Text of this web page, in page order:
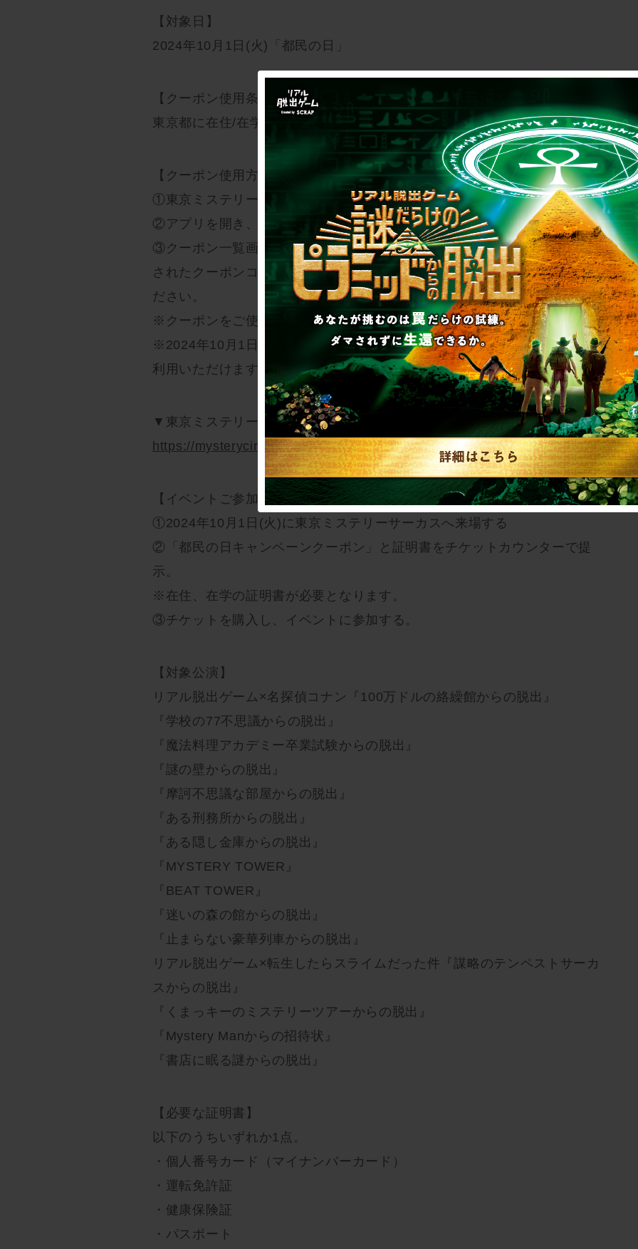
【対象日】
2024年10月1日(火)「都民の日」
【クーポン使用条件】
東京都に在住/在学の方
【クーポン使用方法】
①東京ミステリーサーカス公式アプリをダウンロード。
②アプリを開き、画面右下の「MENU」より「クーポン」を選択。
③クーポン一覧画面より「都民の日キャンペーンクーポン」を選択し、表示
されたクーポンコード及びQRコードを1Fチケットカウンターにてご提示く
ださい。
※クーポンをご使用いただけるのは2024年10月1日(火)のみとなります。
※2024年10月1日(火)当日にアプリをダウンロードした場合もクーポンをご
利用いただけます。
▼東京ミステリーサーカス公式アプリはこちら
https://mysterycircus.jp/app
【イベントご参加の流れ】
①2024年10月1日(火)に東京ミステリーサーカスへ来場する
②「都民の日キャンペーンクーポン」と証明書をチケットカウンターで提
示。
※在住、在学の証明書が必要となります。
③チケットを購入し、イベントに参加する。
【対象公演】
リアル脱出ゲーム×名探偵コナン『100万ドルの絡繰館からの脱出』
『学校の77不思議からの脱出』
『魔法料理アカデミー卒業試験からの脱出』
『謎の壁からの脱出』
『摩訶不思議な部屋からの脱出』
『ある刑務所からの脱出』
『ある隠し金庫からの脱出』
『MYSTERY TOWER』
『BEAT TOWER』
『迷いの森の館からの脱出』
『止まらない豪華列車からの脱出』
リアル脱出ゲーム×転生したらスライムだった件『謀略のテンペストサーカ
スからの脱出』
『くまっキーのミステリーツアーからの脱出』
『Mystery Manからの招待状』
『書店に眠る謎からの脱出』
【必要な証明書】
以下のうちいずれか1点。
・個人番号カード（マイナンバーカード）
・運転免許証
・健康保険証
・パスポート